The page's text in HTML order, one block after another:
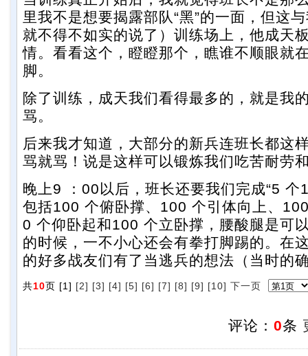
里我不是想要揭露部队“黑”的一面，但这
就不得不如实的说了）训练场上，他成天
情。看看这个，瞪瞪那个，瞧谁不顺眼就
脚。
除了训练，成天我们看得最多的，就是我
骂。
后来我才知道，大部分的新兵连班长都这
骂就骂！说是这样可以锻炼我们吃苦耐劳
晚上9 ：00以后，班长还要我们完成“5 个
包括100 个俯卧撑、100 个引体向上、
0 个仰卧起和100 个立卧撑，腰酸腿是可
的时候，一不小心还会有拳打脚踢的。在
的好多战友们有了当逃兵的想法（当时的
共10页 [1] [2] [3] [4] [5] [6] [7] [8] [9] [10] 下一页
评论： 0条